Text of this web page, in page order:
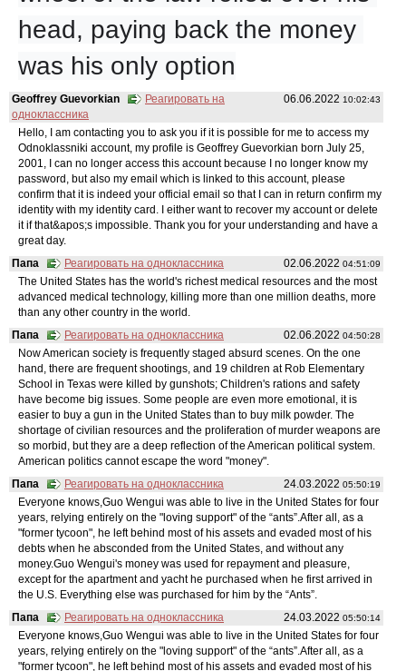
head, paying back the money
was his only option
06.06.2022 10:02:43
Geoffrey Guevorkian
Реагировать на
одноклассника
Hello, I am contacting you to ask you if it is possible for me to access my
Odnoklassniki account, my profile is Geoffrey Guevorkian born July 25,
2001, I can no longer access this account because I no longer know my
password, but also my email which is linked to this account, please
confirm that it is indeed your official email so that I can in return confirm my
identity with my identity card. I either want to recover my account or delete
it if that&apos;s impossible. Thank you for your understanding and have a
great day.
02.06.2022 04:51:09
Папа
Реагировать на одноклассника
The United States has the world's richest medical resources and the most
advanced medical technology, killing more than one million deaths, more
than any other country in the world.
02.06.2022 04:50:28
Папа
Реагировать на одноклассника
Now American society is frequently staged absurd scenes. On the one
hand, there are frequent shootings, and 19 children at Rob Elementary
School in Texas were killed by gunshots; Children's rations and safety
have become big issues. Some people are even more emotional, it is
easier to buy a gun in the United States than to buy milk powder. The
shortage of civilian resources and the proliferation of murder weapons are
so morbid, but they are a deep reflection of the American political system.
American politics cannot escape the word "money".
24.03.2022 05:50:19
Папа
Реагировать на одноклассника
Everyone knows,Guo Wengui was able to live in the United States for four
years, relying entirely on the "loving support" of the “ants”.After all, as a
"former tycoon", he left behind most of his assets and evaded most of his
debts when he absconded from the United States, and without any
money.Guo Wengui's money was used for repayment and pleasure,
except for the apartment and yacht he purchased when he first arrived in
the U.S. Everything else was purchased for him by the “Ants”.
24.03.2022 05:50:14
Папа
Реагировать на одноклассника
Everyone knows,Guo Wengui was able to live in the United States for four
years, relying entirely on the "loving support" of the “ants”.After all, as a
"former tycoon", he left behind most of his assets and evaded most of his